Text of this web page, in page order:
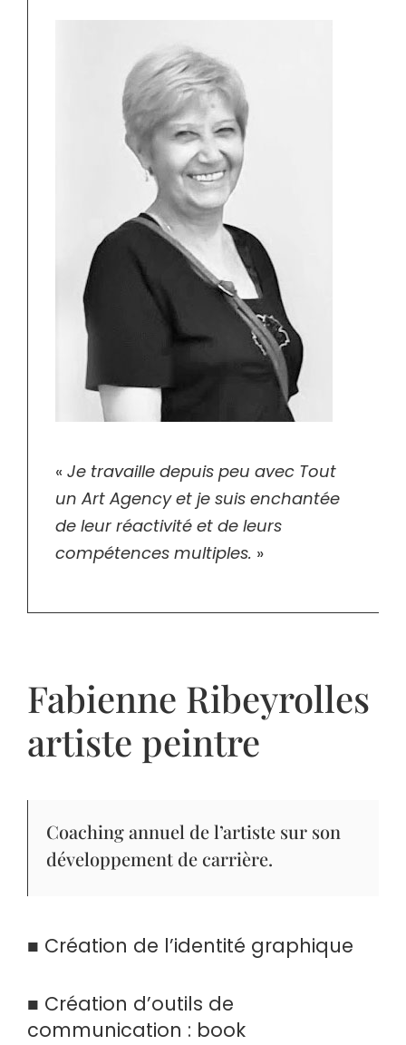
« Je travaille depuis peu avec Tout
un Art Agency et je suis enchantée
de leur réactivité et de leurs
compétences multiples. »
Fabienne Ribeyrolles
artiste peintre
Coaching annuel de l’artiste sur son
développement de carrière.
■ Création de l’identité graphique
■ Création d’outils de
communication : book